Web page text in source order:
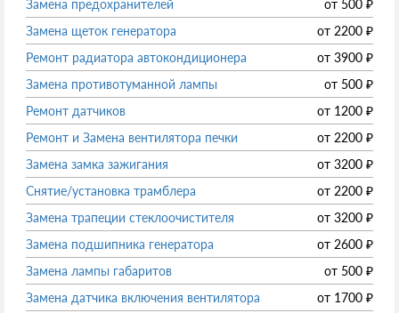
Замена предохранителей
от 500 ₽
Замена щеток генератора
от 2200 ₽
Ремонт радиатора автокондиционера
от 3900 ₽
Замена противотуманной лампы
от 500 ₽
Ремонт датчиков
от 1200 ₽
Ремонт и Замена вентилятора печки
от 2200 ₽
Замена замка зажигания
от 3200 ₽
Снятие/установка трамблера
от 2200 ₽
Замена трапеции стеклоочистителя
от 3200 ₽
Замена подшипника генератора
от 2600 ₽
Замена лампы габаритов
от 500 ₽
Замена датчика включения вентилятора
от 1700 ₽